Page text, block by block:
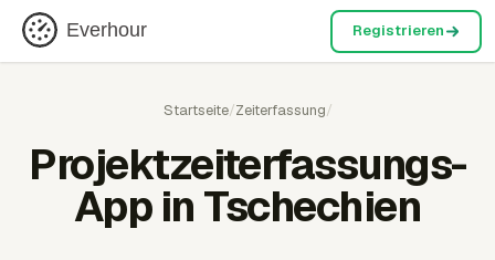
Everhour Registrieren
Startseite/Zeiterfassung/
Projektzeiterfassungs-
App in Tschechien